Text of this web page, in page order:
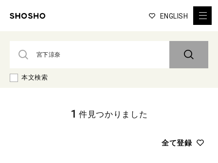
ENGLISH
本文検索
全て登録
1 件見つかりました